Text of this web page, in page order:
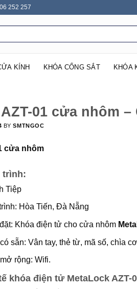
252 257
KÍNH KHÓA CỔNG SẮT KHÓA
01 cửa nhôm
BYSMTNGOC
trình:
Tiệp
Hòa Tiến, Đà Nẵng
Khóa điện tử cho cửa nhôm
sẵn: Vân tay, thẻ từ, mã số, chìa
rộng: Wifi.
khóa điện tử MetaLock